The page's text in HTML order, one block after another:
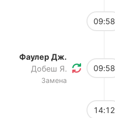
09:58
Фаулер Дж.
Добеш Я.
Замена
09:58
14:12